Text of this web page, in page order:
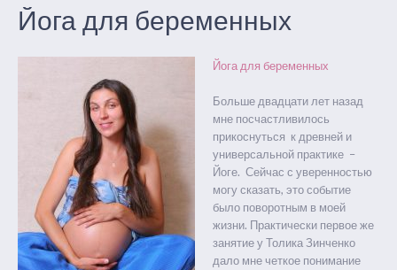
Йога для беременных
Йога для беременных
Больше двадцати лет назад
мне посчастливилось
прикоснуться к древней и
универсальной практике –
Йоге. Сейчас с уверенностью
могу сказать, это событие
было поворотным в моей
жизни. Практически первое же
занятие у Толика Зинченко
дало мне четкое понимание